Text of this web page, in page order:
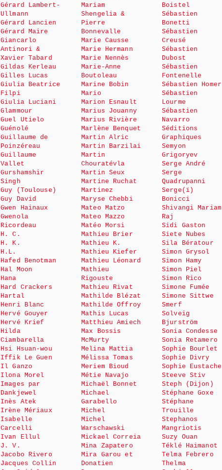
Gérard Lambert-
Ullmann
Gérard Lancien
Gérard Maire
Giancarlo
Antinori &
Xavier Tabard
Gildas Kerleau
Gilles Lucas
Giulia Beatrice
Filpi
Giulia Luciani
Glammour
Guel Utielo
Guénolé
Guillaume de
Poinzéreau
Guillaume
Vallet
Gurshamshir
Singh
Guy (Toulouse)
Guy David
Gwen Hainaux
Gwenola
Ricordeau
H. C.
H. K.
H.L.
Hafed Benotman
Hal Moon
Hana
Hard Crackers
Hartal
Henri Blanc
Hervé Gouyer
Hervé Krief
Hilda
Ciambarella
Hsi Hsuan-wou
Iffik Le Guen
Il Ganzo
Ilona Morel
Images par
Dankjewel
Inès Atek
Irène Mériaux
Isabelle
Carcelli
Ivan Ellul
J. V.
Jacobo Rivero
Jacques Collin
Mariam
Shengelia &
Pierre
Bonnevalle
Marie Causse
Marie Hermann
Marie Nennès
Marie-Anne
Boutoleau
Marine Bobin
Mario
Marion Esnault
Marius Jouanny
Marius Rivière
Marlène Benquet
Martin Alric
Martin Barzilai
Martin
Chouratévla
Martin Seux
Martine Ruchat
Martinez
Maryse Chebbi
Mateo Matzo
Mateo Mazzo
Matéo Morsi
Mathieu Brier
Mathieu K.
Mathieu Kiefer
Mathieu Léonard
Mathieu
Rigouste
Mathieu Rivat
Mathilde Blézat
Mathilde Offroy
Mathis Lucas
Matthieu Amiech
Max Bossis
McMurty
Melina Mattia
Mélissa Tomas
Meriem Bioud
Métie Navajo
Michaël Bonnet
Michael
Garabello
Michel
Michel
Warschawski
Mickael Correia
Mina Zapatero
Mira Garou et
Donatien
Boistel
Sébastien
Bonetti
Sébastien
Creusé
Sébastien
Dubost
Sébastien
Fontenelle
Sébastien Homer
Sébastien
Lourme
Sébastien
Navarro
Séditions
Graphiques
Semyon
Grigoryev
Serge André
Serge
Quadrupanni
Serge(ï)
Bonicci
Shivangi Mariam
Raj
Sidi Gaston
Siete Nubes
Sila Bératour
Simon Grysol
Simon Hamy
Simon Piel
Simon Rico
Simone Fumée
Simone Sittwe
Smerf
Solveig
Bjurström
Sonia Condesse
Sonia Retamero
Sophie Bourlet
Sophie Divry
Sophie Eustache
Steeve Stiv
Steph (Dijon)
Stéphane Goxe
Stéphane
Trouille
Stephanos
Mangriotis
Suzy Ouan
Téklé Haimanot
Telma Febrero
Thelma